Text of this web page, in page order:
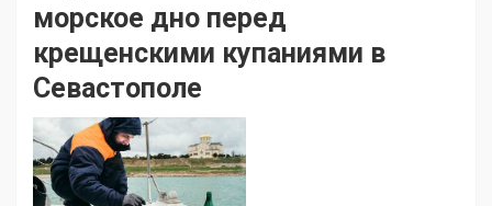
морское дно перед
крещенскими купаниями в
Севастополе